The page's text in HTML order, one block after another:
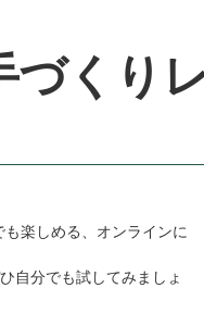
くり
楽しめる、オンラインに
自分でも試してみましょ